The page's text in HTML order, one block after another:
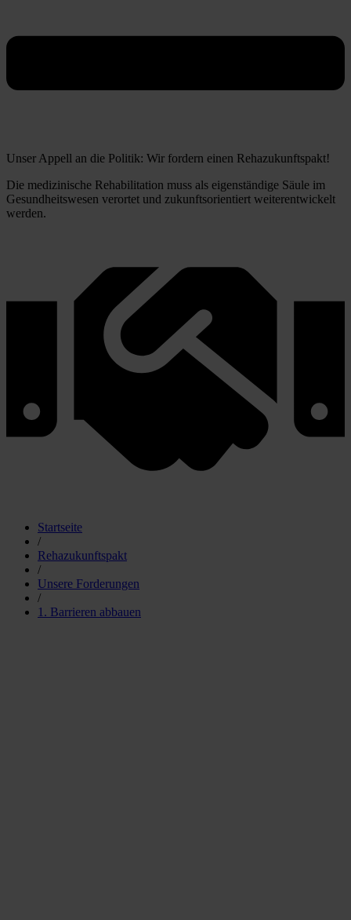
Unser Appell an die Politik: Wir fordern einen Rehazukunftspakt!
Die medizinische Rehabilitation muss als eigenständige Säule im
Gesundheitswesen verortet und zukunftsorientiert weiterentwickelt
werden.
Startseite
/
Rehazukunftspakt
/
Unsere Forderungen
/
1. Barrieren abbauen